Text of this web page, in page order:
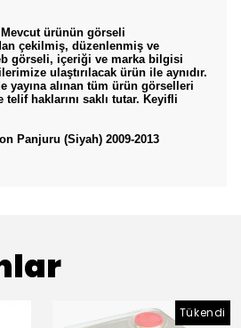
ürünün görseli
çekilmiş, düzenlenmiş ve
görseli, içeriği ve marka bilgisi
ulaştırılacak ürün ile aynıdır.
yayına alınan tüm ürün görselleri
haklarını saklı tutar. Keyifli
Panjuru (Siyah) 2009-2013
Tükendi